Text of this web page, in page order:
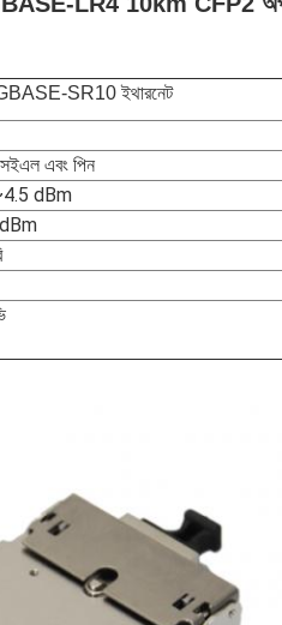
SR10 ইথারনেট
এবং পিন
dBm